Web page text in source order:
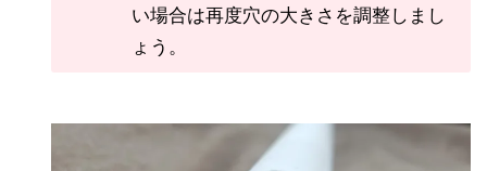
い場合は再度穴の大きさを調整しまし
ょう。